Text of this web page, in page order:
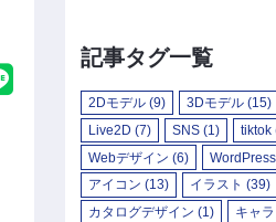
記事タグ一覧
2Dモデル(9) 3Dモデル(15)
Live2D (7) SNS(1) tiktok
Webデザイン (6) WordPress
アイコン (13) イラスト (39)
カタログデザイン (1) キャ